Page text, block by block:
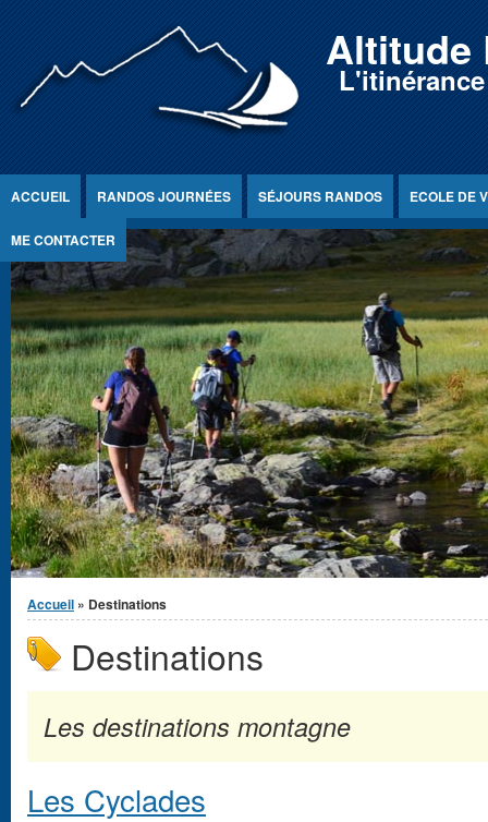
Altitude
ACCUEIL RANDOS JOURNÉES SÉJOURS RANDOS ECOLE DE
ME CONTACTER
Vous êtes ici
Accueil » Destinations
Destinations
Les destinations montagne
Les Cyclades